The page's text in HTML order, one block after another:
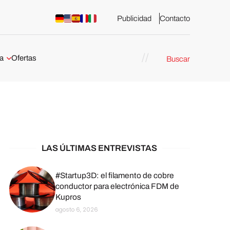
Publicidad Contacto
3D en
Ofertas Buscar
LAS ÚLTIMAS ENTREVISTAS
#Startup3D: el filamento de cobre
conductor para electrónica FDM de
Kupros
agosto 6, 2026